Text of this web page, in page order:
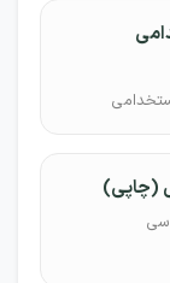
(چاپی)